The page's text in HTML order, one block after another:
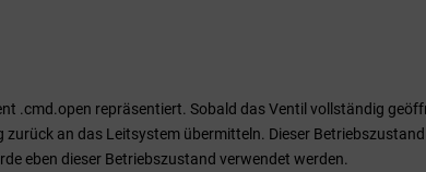
.cmd.open repräsentiert. Sobald das Ventil vollständig
an das Leitsystem übermitteln. Dieser
eben dieser Betriebszustand verwendet werden.